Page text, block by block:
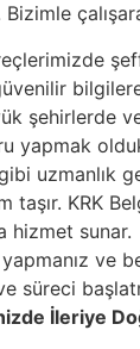
bilgilere
şehirlerde
yapmak
uzmanlık
KRK
hizmet sunar.
ve
süreci
İleriye